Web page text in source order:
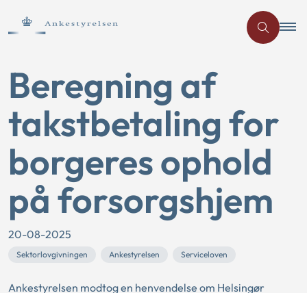
Beregning af
takstbetaling for
borgeres ophold
på forsorgshjem
20-08-2025
Sektorlovgivningen Ankestyrelsen Serviceloven
Ankestyrelsen modtog en henvendelse om Helsingør